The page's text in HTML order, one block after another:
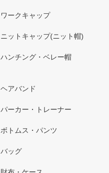
ワークキャップ
ニットキャップ(ニット帽)
ハンチング・ベレー帽
ヘアバンド
パーカー・トレーナー
ボトムス・パンツ
バッグ